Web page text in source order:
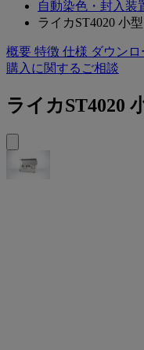
自動染色・封入装
ライカST4020 小
概要 特徴 仕様 ダウンロ
購入に関するご相談
ライカST4020